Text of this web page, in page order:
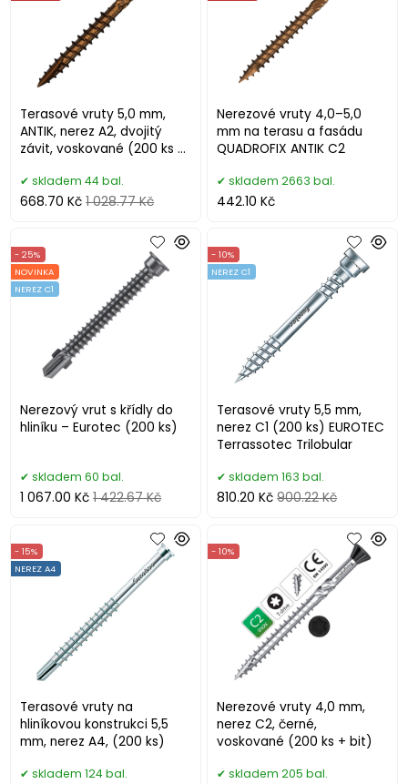
Terasové vruty 5,0 mm,
ANTIK, nerez A2, dvojitý
závit, voskované (200 ks +
skladem 44 bal.
668.70 Kč 1 028.77 Kč
Nerezové vruty 4,0–5,0
mm na terasu a fasádu
QUADROFIX ANTIK C2
skladem 2663 bal.
442.10 Kč
Nerezový vrut s křídly do
hliníku – Eurotec (200 ks)
- 25%
NOVINKA
NEREZ C1
skladem 60 bal.
1 067.00 Kč 1 422.67 Kč
Terasové vruty 5,5 mm,
nerez C1 (200 ks) EUROTEC
Terrassotec Trilobular
- 10%
NEREZ C1
skladem 163 bal.
810.20 Kč 900.22 Kč
Terasové vruty na
hliníkovou konstrukci 5,5
mm, nerez A4, (200 ks)
- 15%
NEREZ A4
skladem 124 bal.
Nerezové vruty 4,0 mm,
nerez C2, černé,
voskované (200 ks + bit)
- 10%
skladem 205 bal.